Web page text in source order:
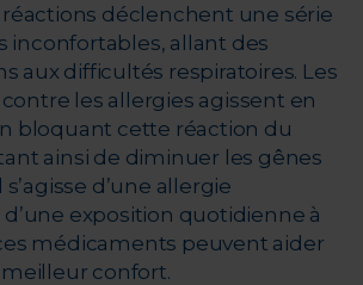
réactions déclenchent une série
inconfortables, allant des
aux difficultés respiratoires. Les
les allergies agissent en
bloquant cette réaction du
ainsi de diminuer les gênes
s’agisse d’une allergie
exposition quotidienne à
médicaments peuvent aider
confort.